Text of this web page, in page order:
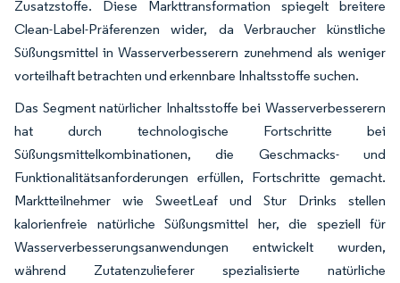
Zusatzstoffe. Diese Markttransformation spiegelt breitere
Clean-Label-Präferenzen wider, da Verbraucher künstliche
Süßungsmittel in Wasserverbesserern zunehmend als weniger
vorteilhaft betrachten und erkennbare Inhaltsstoffe suchen.
Das Segment natürlicher Inhaltsstoffe bei Wasserverbesserern
hat durch technologische Fortschritte bei
Süßungsmittelkombinationen, die Geschmacks- und
Funktionalitätsanforderungen erfüllen, Fortschritte gemacht.
Marktteilnehmer wie SweetLeaf und Stur Drinks stellen
kalorienfreie natürliche Süßungsmittel her, die speziell für
Wasserverbesserungsanwendungen entwickelt wurden,
während Zutatenzulieferer spezialisierte natürliche